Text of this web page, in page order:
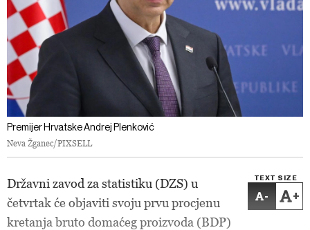
Premijer Hrvatske Andrej Plenković
Neva Žganec/PIXSELL
TEXT SIZE
- +
Državni zavod za statistiku (DZS) u
četvrtak će objaviti svoju prvu procjenu
kretanja bruto domaćeg proizvoda (BDP)